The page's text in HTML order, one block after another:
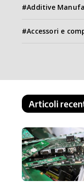
Additive
Accessori e
Articoli